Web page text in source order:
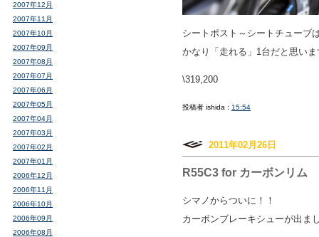
シートポスト～シートチューブ
かなり「走れる」1台だと思い
\319,200
投稿者 ishida : 15:54
2011年02月26日
R55C3 for カーボンリム
シマノからついに！！
カーボンブレーキシューが出ま
2007年12月
2007年11月
2007年10月
2007年09月
2007年08月
2007年07月
2007年06月
2007年05月
2007年04月
2007年03月
2007年02月
2007年01月
2006年12月
2006年11月
2006年10月
2006年09月
2006年08月